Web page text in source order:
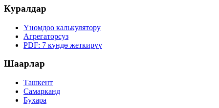
Куралдар
Үнөмдөө калькулятору
Агрегаторсуз
PDF: 7 күндө жеткирүү
Шаарлар
Ташкент
Самарканд
Бухара